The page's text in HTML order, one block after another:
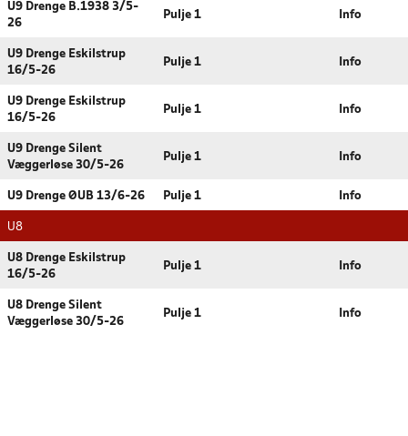
U9 Drenge B.1938 3/5-
26
Pulje 1 Info
U9 Drenge Eskilstrup
16/5-26
Pulje 1 Info
U9 Drenge Eskilstrup
16/5-26
Pulje 1 Info
U9 Drenge Silent
Væggerløse 30/5-26
Pulje 1 Info
U9 Drenge ØUB 13/6-26 Pulje 1 Info
U8
U8 Drenge Eskilstrup
16/5-26
Pulje 1 Info
U8 Drenge Silent
Væggerløse 30/5-26
Pulje 1 Info